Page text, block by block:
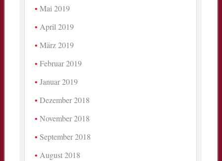
Mai 2019
April 2019
März 2019
Februar 2019
Januar 2019
Dezember 2018
November 2018
September 2018
August 2018